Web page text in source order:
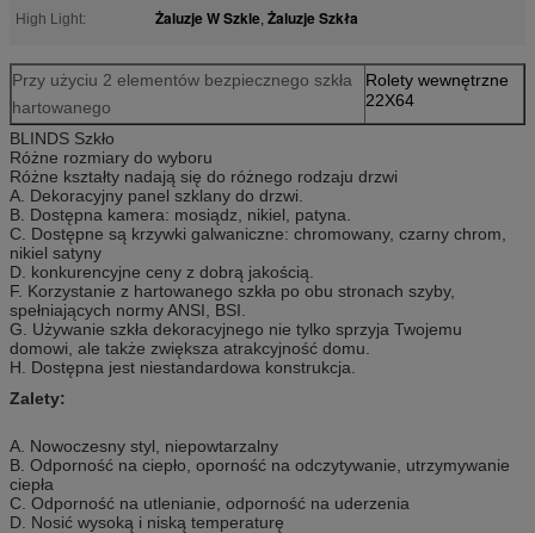
High Light:
Żaluzje W Szkle, Żaluzje Szkła
Przy użyciu 2 elementów bezpiecznego szkła
hartowanego
Rolety wewnętrzne
22X64
BLINDS Szkło
Różne rozmiary do wyboru
Różne kształty nadają się do różnego rodzaju drzwi
A. Dekoracyjny panel szklany do drzwi.
B. Dostępna kamera: mosiądz, nikiel, patyna.
C. Dostępne są krzywki galwaniczne: chromowany, czarny chrom,
nikiel satyny
D. konkurencyjne ceny z dobrą jakością.
F. Korzystanie z hartowanego szkła po obu stronach szyby,
spełniających normy ANSI, BSI.
G. Używanie szkła dekoracyjnego nie tylko sprzyja Twojemu
domowi, ale także zwiększa atrakcyjność domu.
H. Dostępna jest niestandardowa konstrukcja.
Zalety:
A. Nowoczesny styl, niepowtarzalny
B. Odporność na ciepło, oporność na odczytywanie, utrzymywanie
ciepła
C. Odporność na utlenianie, odporność na uderzenia
D. Nosić wysoką i niską temperaturę